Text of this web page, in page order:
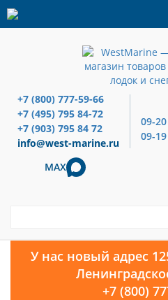
+7 (800) 777-59-66
+7 (495) 795 84-72
+7 (903) 795 84 72
info@west-marine.ru
09-
09-
MAX
У нас новый адрес
+7 (800)